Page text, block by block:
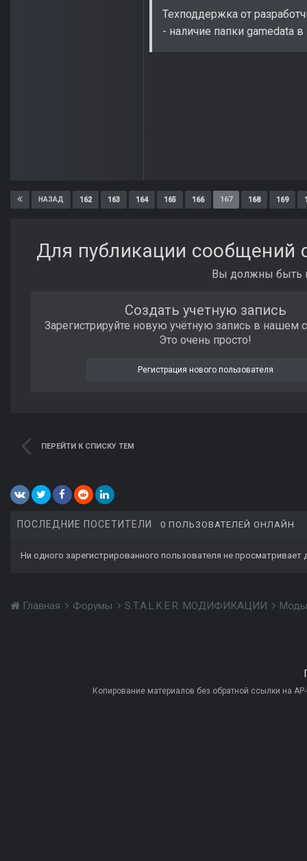
Техподдержка от
- наличие папки gamedata в
НАЗАД 162 163 164 165 166 167 168 169
Для публикации сообщений
Вы должны быть
Создать учетную запись
Зарегистрируйте новую учётную запись в нашем
Это очень просто!
Регистрация нового пользователя
ПЕРЕЙТИ К СПИСКУ ТЕМ
ПОСЛЕДНИЕ ПОСЕТИТЕЛИ 0 ПОЛЬЗОВАТЕЛЕЙ ОНЛАЙН
Ни одного зарегистрированного пользователя не просматривает
Главная Форумы S.T.A.L.K.E.R. МОДИФИКАЦИИ
Копирование материалов без обратной ссылки на